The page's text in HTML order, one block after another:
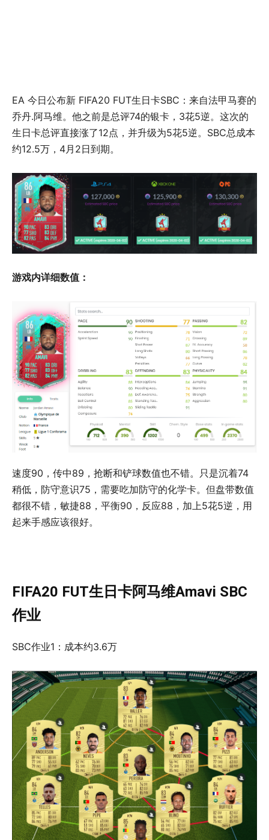
EA 今日公布新 FIFA20 FUT生日卡SBC：来自法甲马赛的
乔丹.阿马维。他之前是总评74的银卡，3花5逆。这次的
生日卡总评直接涨了12点，并升级为5花5逆。SBC总成本
约12.5万，4月2日到期。
游戏内详细数值：
速度90，传中89，抢断和铲球数值也不错。只是沉着74
稍低，防守意识75，需要吃加防守的化学卡。但盘带数值
都很不错，敏捷88，平衡90，反应88，加上5花5逆，用
起来手感应该很好。
FIFA20 FUT生日卡阿马维Amavi SBC
作业
SBC作业1：成本约3.6万